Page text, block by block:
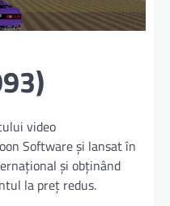
video
Software și lansat în
și obținând
la preț redus.